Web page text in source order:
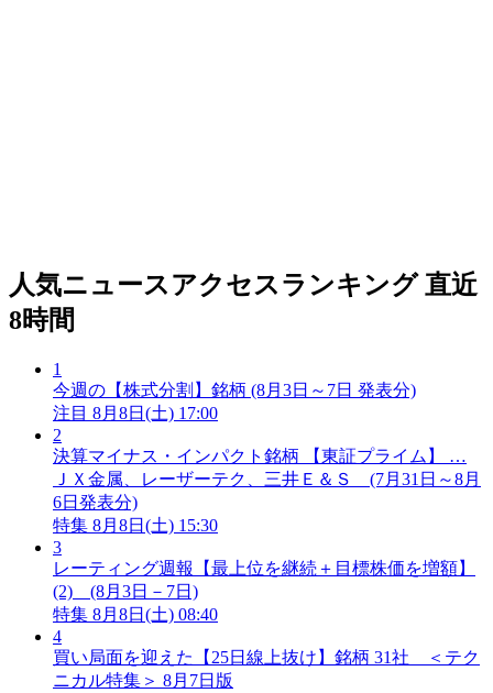
人気ニュースアクセスランキング 直近
8時間
1
今週の【株式分割】銘柄 (8月3日～7日 発表分)
注目 8月8日(土) 17:00
2
決算マイナス・インパクト銘柄 【東証プライム】 …
ＪＸ金属、レーザーテク、三井Ｅ＆Ｓ (7月31日～8月
6日発表分)
特集 8月8日(土) 15:30
3
レーティング週報【最上位を継続＋目標株価を増額】
(2) (8月3日－7日)
特集 8月8日(土) 08:40
4
買い局面を迎えた【25日線上抜け】銘柄 31社 ＜テク
ニカル特集＞ 8月7日版